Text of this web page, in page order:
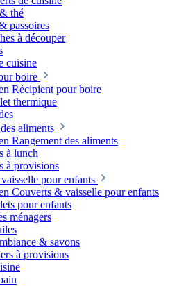
thé
passoires
à découper
cuisine
boire
Récipient pour boire
thermique
aliments
Rangement des aliments
à lunch
à provisions
pour enfants
Couverts & vaisselle pour enfants
pour enfants
ménagers
& savons
à provisions